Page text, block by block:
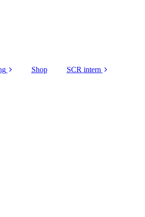
Shop SCR intern